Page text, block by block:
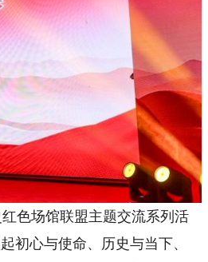
色场馆联盟主题交流系列活
初心与使命、历史与当下、